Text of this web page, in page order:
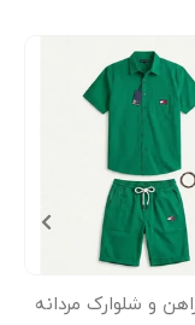
شلوارک مردانه